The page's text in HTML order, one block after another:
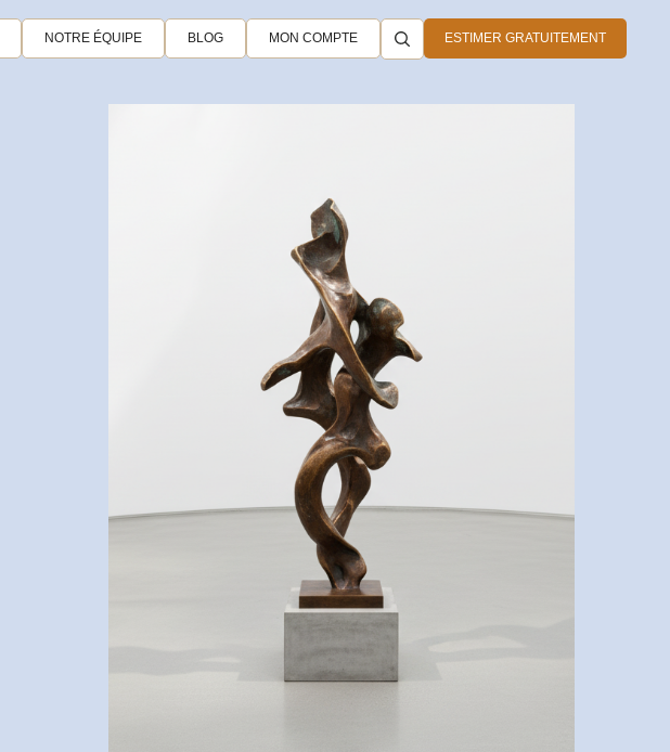
NOTRE ÉQUIPE BLOG MON COMPTE ESTIMER GRATUITEMENT